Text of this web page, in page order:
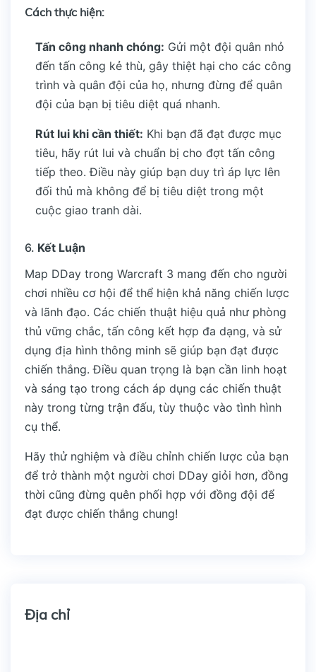
Cách thực hiện:
Tấn công nhanh chóng: Gửi một đội quân nhỏ
đến tấn công kẻ thù, gây thiệt hại cho các công
trình và quân đội của họ, nhưng đừng để quân
đội của bạn bị tiêu diệt quá nhanh.
Rút lui khi cần thiết: Khi bạn đã đạt được mục
tiêu, hãy rút lui và chuẩn bị cho đợt tấn công
tiếp theo. Điều này giúp bạn duy trì áp lực lên
đối thủ mà không để bị tiêu diệt trong một
cuộc giao tranh dài.
6. Kết Luận
Map DDay trong Warcraft 3 mang đến cho người
chơi nhiều cơ hội để thể hiện khả năng chiến lược
và lãnh đạo. Các chiến thuật hiệu quả như phòng
thủ vững chắc, tấn công kết hợp đa dạng, và sử
dụng địa hình thông minh sẽ giúp bạn đạt được
chiến thắng. Điều quan trọng là bạn cần linh hoạt
và sáng tạo trong cách áp dụng các chiến thuật
này trong từng trận đấu, tùy thuộc vào tình hình
cụ thể.
Hãy thử nghiệm và điều chỉnh chiến lược của bạn
để trở thành một người chơi DDay giỏi hơn, đồng
thời cũng đừng quên phối hợp với đồng đội để
đạt được chiến thắng chung!
Địa chỉ